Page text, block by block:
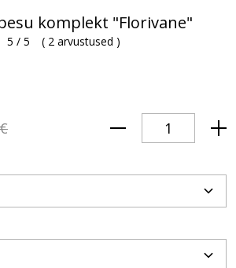
komplekt "Florivane"
5 / 5 ( 2 arvustused )